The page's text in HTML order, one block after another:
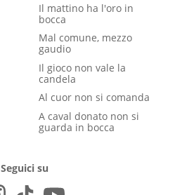
Il mattino ha l'oro in
bocca
Mal comune, mezzo
gaudio
Il gioco non vale la
candela
Al cuor non si comanda
A caval donato non si
guarda in bocca
Seguici su